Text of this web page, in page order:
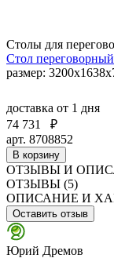
Столы для
Стол
размер:
доставка от 1 дня
74 731
₽
арт. 8708852
В корзину
ОТЗЫВЫ И
ОТЗЫВЫ (5)
ОПИСАНИЕ И
Оставить отзыв
Юрий Дремов